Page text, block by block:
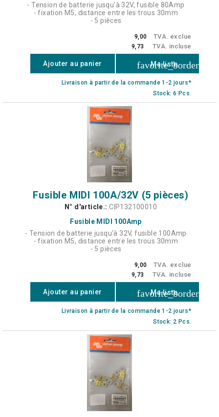
- Tension de batterie jusqu'à 32V, fusible 80Amp
- fixation M5, distance entre les trous 30mm
- 5 pièces
9,00 TVA. exclue
9,73 TVA. incluse
Ajouter au panier favorite_border
Ma liste
Livraison à partir de la commande 1-2 jours*
Stock: 6 Pcs.
Fusible MIDI 100A/32V (5 pièces)
N° d'article.: CIP132100010
Fusible MIDI 100Amp
- Tension de batterie jusqu'à 32V, fusible 100Amp
- fixation M5, distance entre les trous 30mm
- 5 pièces
9,00 TVA. exclue
9,73 TVA. incluse
Ajouter au panier favorite_border
Ma liste
Livraison à partir de la commande 1-2 jours*
Stock: 2 Pcs.